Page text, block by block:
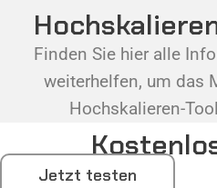
Finden Sie hier alle
weiterhelfen, um das
Hochskalieren-
Jetzt testen